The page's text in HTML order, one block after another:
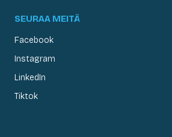
SEURAA MEITÄ
Facebook
Instagram
LinkedIn
Tiktok